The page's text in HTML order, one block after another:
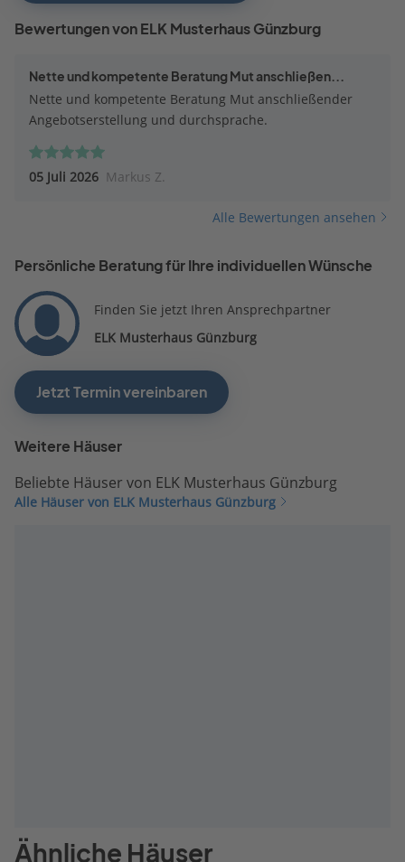
Bewertungen von ELK Musterhaus Günzburg
Nette und kompetente Beratung Mut anschließen...
Nette und kompetente Beratung Mut anschließender
Angebotserstellung und durchsprache.
05 Juli 2026 Markus Z.
Alle Bewertungen ansehen
Persönliche Beratung für Ihre individuellen Wünsche
Finden Sie jetzt Ihren Ansprechpartner
ELK Musterhaus Günzburg
Jetzt Termin vereinbaren
Weitere Häuser
Beliebte Häuser von ELK Musterhaus Günzburg
Alle Häuser von ELK Musterhaus Günzburg
Ähnliche Häuser